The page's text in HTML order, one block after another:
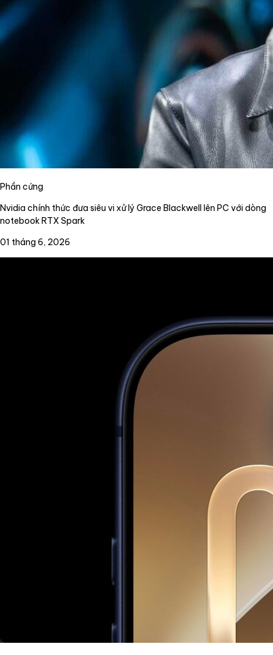
Phần cứng
Nvidia chính thức đưa siêu vi xử lý Grace Blackwell lên PC với dòng
notebook RTX Spark
01 tháng 6, 2026